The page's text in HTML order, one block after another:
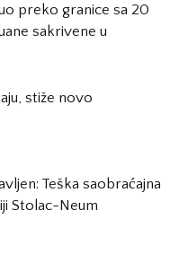
preko granice sa 20
sakrivene u
stiže novo
Teška saobraćajna
Stolac-Neum